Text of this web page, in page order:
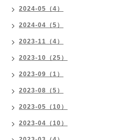
2024-05（4）
2024-04（5）
2023-11（4）
2023-10（25）
2023-09（1）
2023-08（5）
2023-05（10）
2023-04（10）